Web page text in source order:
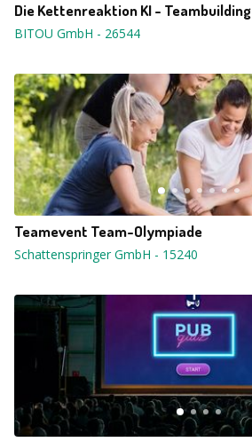
Die Kettenreaktion KI - Teambuilding
BITOU GmbH - 26544
Teamevent Team-Olympiade
Schattenspringer GmbH - 15240